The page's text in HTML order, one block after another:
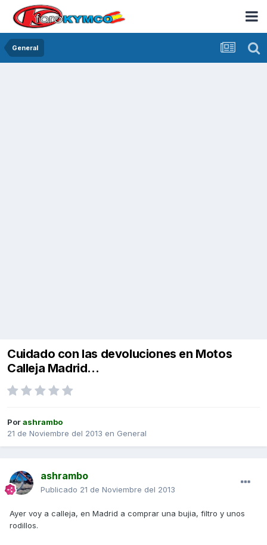
General
Cuidado con las devoluciones en Motos
Calleja Madrid...
Porashrambo
21 de Noviembre del 2013 en General
ashrambo
Publicado 21 de Noviembre del 2013
Ayer voy a calleja, en Madrid a comprar una bujia, filtro y unos
rodillos.